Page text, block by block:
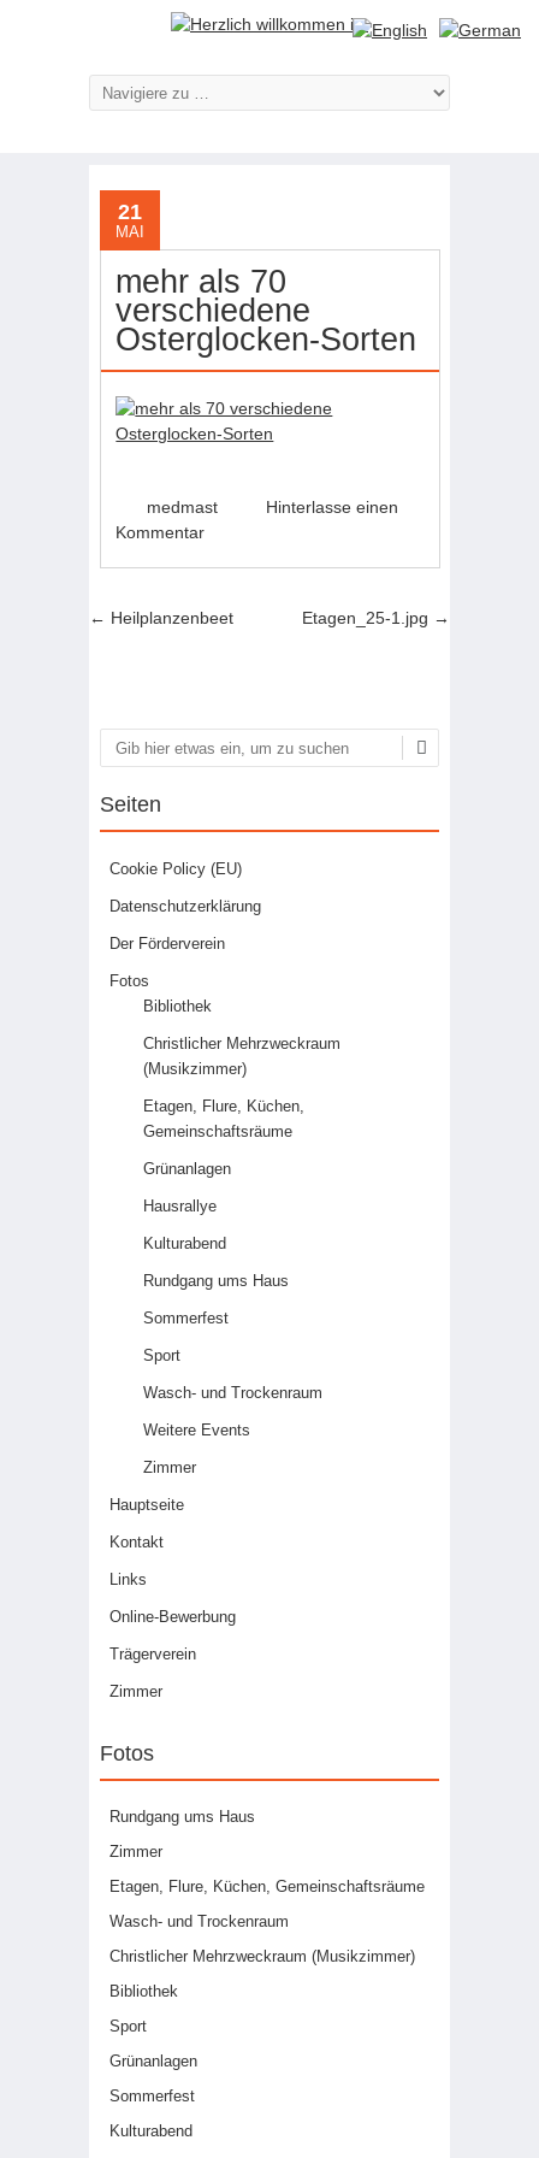
21
MAI
mehr als 70
verschiedene
Osterglocken-Sorten
medmast
Hinterlasse einen
Kommentar
Artikel-Navigation
← Heilplanzenbeet Etagen_25-1.jpg →
Suchen
Seiten
Cookie Policy (EU)
Datenschutzerklärung
Der Förderverein
Fotos
Bibliothek
Christlicher Mehrzweckraum
(Musikzimmer)
Etagen, Flure, Küchen,
Gemeinschaftsräume
Grünanlagen
Hausrallye
Kulturabend
Rundgang ums Haus
Sommerfest
Sport
Wasch- und Trockenraum
Weitere Events
Zimmer
Hauptseite
Kontakt
Links
Online-Bewerbung
Trägerverein
Zimmer
Fotos
Rundgang ums Haus
Zimmer
Etagen, Flure, Küchen, Gemeinschaftsräume
Wasch- und Trockenraum
Christlicher Mehrzweckraum (Musikzimmer)
Bibliothek
Sport
Grünanlagen
Sommerfest
Kulturabend